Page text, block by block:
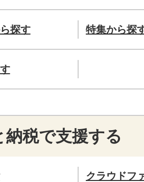
探す 特集から探
税で支援する
クラウドフ